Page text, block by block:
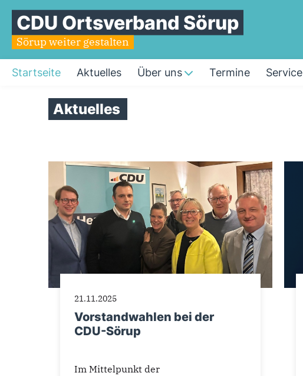
CDU Ortsverband Sörup
Sörup weiter gestalten
Startseite Aktuelles Über uns Termine Service
StartseiteAktuelles
21.11.2025
Vorstandwahlen bei der
CDU-Sörup
Im Mittelpunkt der